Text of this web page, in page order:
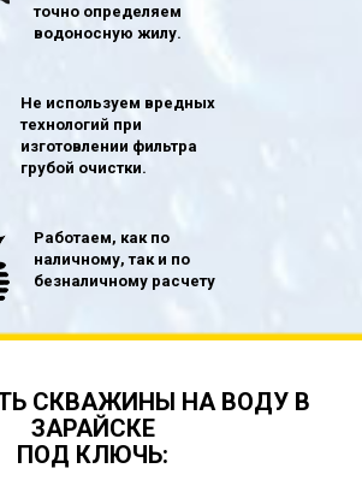
точно определяем
водоносную жилу.
Не используем вредных
технологий при
изготовлении фильтра
грубой очистки.
Работаем, как по
наличному, так и по
безналичному расчету
СКВАЖИНЫ НА ВОДУ В
ЗАРАЙСКЕ
ПОД КЛЮЧЬ: